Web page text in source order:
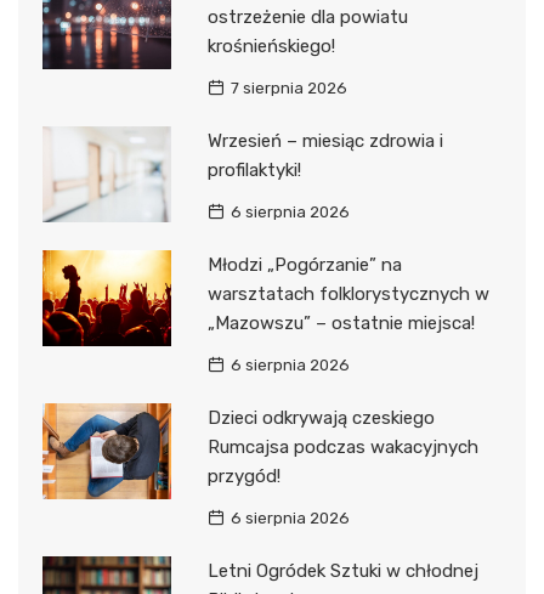
ostrzeżenie dla powiatu
krośnieńskiego!
7 sierpnia 2026
Wrzesień – miesiąc zdrowia i
profilaktyki!
6 sierpnia 2026
Młodzi „Pogórzanie” na
warsztatach folklorystycznych w
„Mazowszu” – ostatnie miejsca!
6 sierpnia 2026
Dzieci odkrywają czeskiego
Rumcajsa podczas wakacyjnych
przygód!
6 sierpnia 2026
Letni Ogródek Sztuki w chłodnej